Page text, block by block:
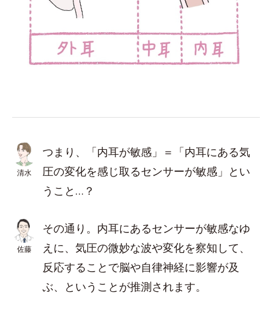
清水
つまり、「内耳が敏感」＝「内耳にある気
圧の変化を感じ取るセンサーが敏感」とい
うこと…？
佐藤
その通り。内耳にあるセンサーが敏感なゆ
えに、気圧の微妙な波や変化を察知して、
反応することで脳や自律神経に影響が及
ぶ、ということが推測されます。